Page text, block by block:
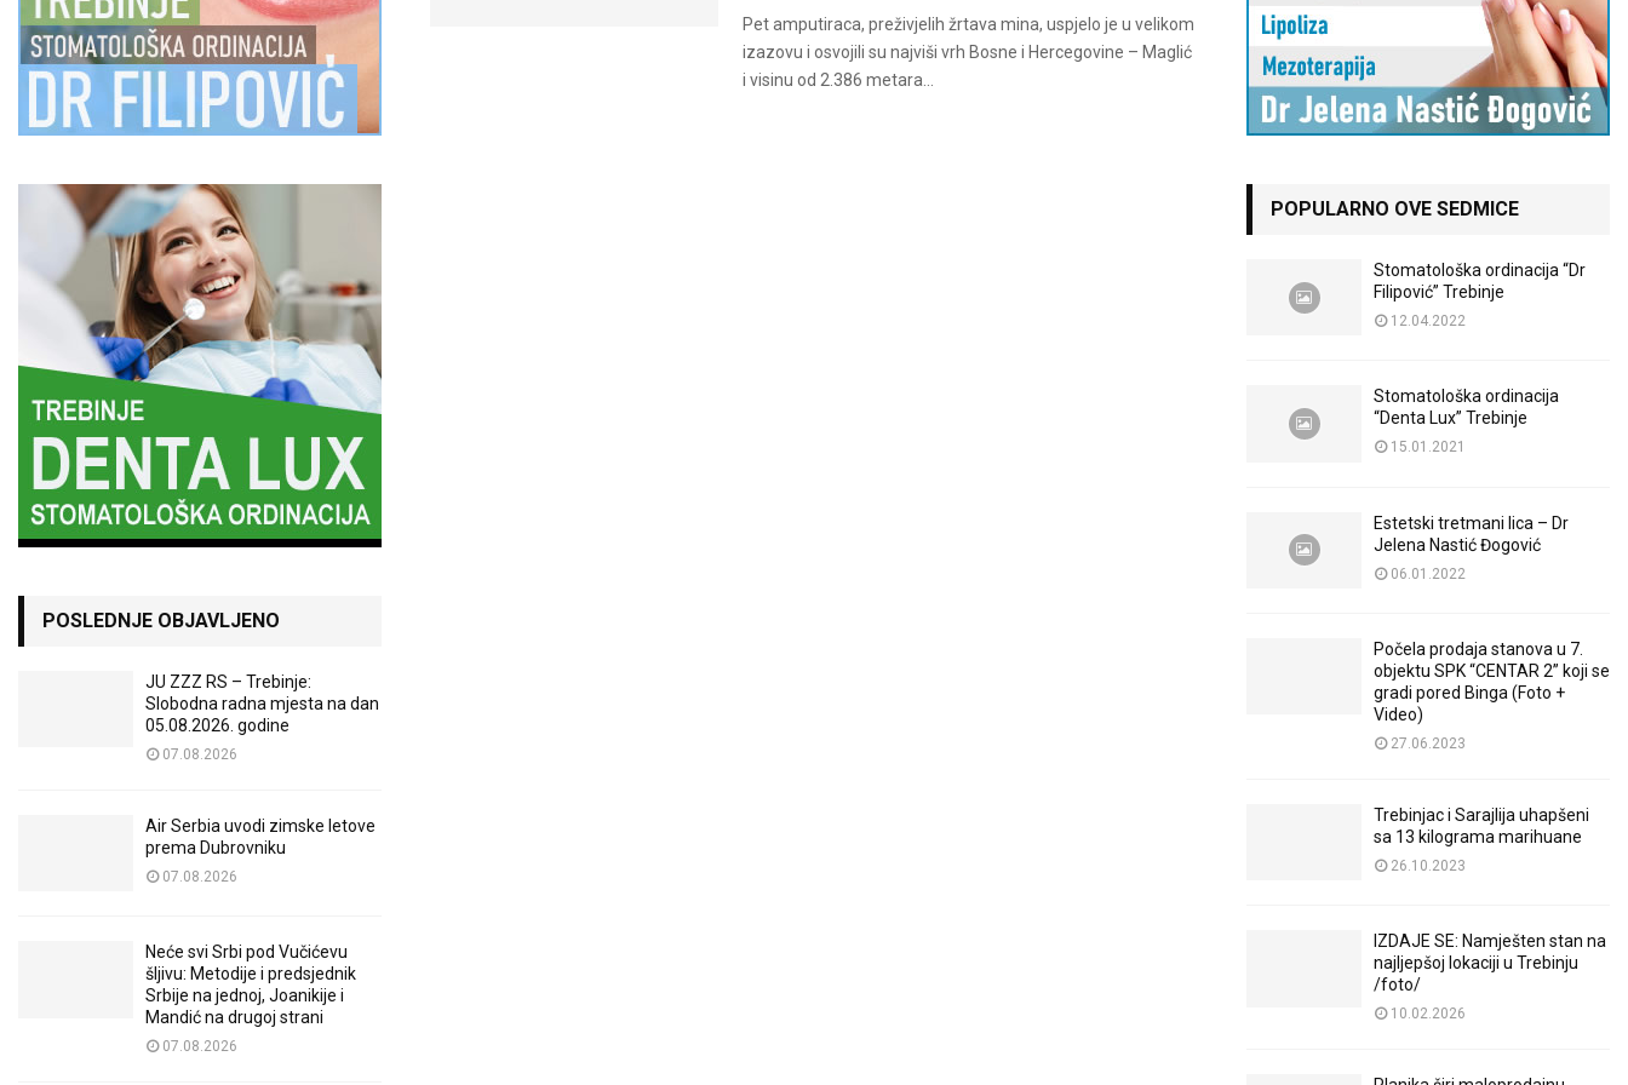
Pet amputiraca, preživjelih žrtava mina, uspjelo je u velikom
izazovu i osvojili su najviši vrh Bosne i Hercegovine – Maglić
i visinu od 2.386 metara...
POSLEDNJE OBJAVLJENO
JU ZZZ RS – Trebinje:
Slobodna radna mjesta na dan
05.08.2026. godine
07.08.2026
Air Serbia uvodi zimske letove
prema Dubrovniku
07.08.2026
Neće svi Srbi pod Vučićevu
šljivu: Metodije i predsjednik
Srbije na jednoj, Joanikije i
Mandić na drugoj strani
07.08.2026
POPULARNO OVE SEDMICE
Stomatološka ordinacija “Dr
Filipović” Trebinje
12.04.2022
Stomatološka ordinacija
“Denta Lux” Trebinje
15.01.2021
Estetski tretmani lica – Dr
Jelena Nastić Đogović
06.01.2022
Počela prodaja stanova u 7.
objektu SPK “CENTAR 2” koji se
gradi pored Binga (Foto +
Video)
27.06.2023
Trebinjac i Sarajlija uhapšeni
sa 13 kilograma marihuane
26.10.2023
IZDAJE SE: Namješten stan na
najljepšoj lokaciji u Trebinju
/foto/
10.02.2026